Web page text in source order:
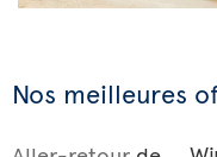
Nos meilleures